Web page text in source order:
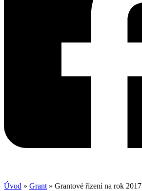
Úvod » Grant » Grantové řízení na rok 2017